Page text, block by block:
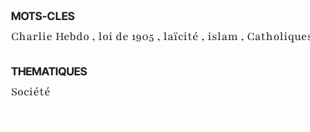
MOTS-CLES
Charlie Hebdo , loi de 1905 , laïcité , islam ,
THEMATIQUES
Société